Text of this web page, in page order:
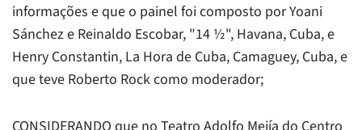
informações e que o painel foi composto por Yoani
Sánchez e Reinaldo Escobar, "14 ½", Havana, Cuba, e
Henry Constantin, La Hora de Cuba, Camaguey, Cuba, e
que teve Roberto Rock como moderador;